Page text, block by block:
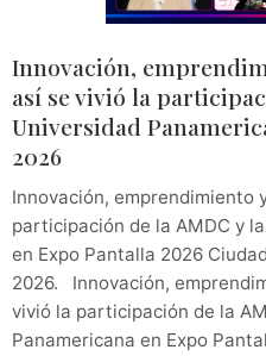
Innovación,
así se vivió la
Universidad
2026
Innovación, emprendimiento
participación de la AMDC y
en Expo Pantalla 2026
2026. Innovación,
vivió la participación de la
Panamericana en Expo